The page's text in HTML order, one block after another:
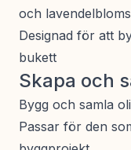
och
Designad för att
bukett
Skapa och
Bygg och samla
Passar för den